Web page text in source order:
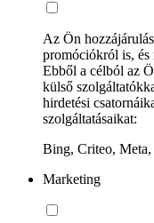
Az Ön
promóciókról is, és
Ebből a célból az
külső
hirdetési
szolgáltatásaikat:
Bing, Criteo,
Marketing